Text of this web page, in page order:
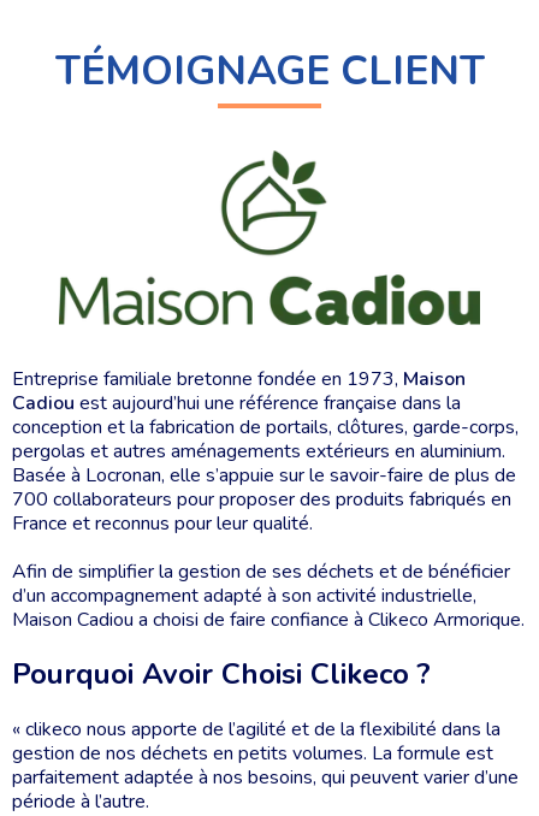
TÉMOIGNAGE CLIENT
Entreprise familiale bretonne fondée en 1973, Maison
Cadiou est aujourd’hui une référence française dans la
conception et la fabrication de portails, clôtures, garde-corps,
pergolas et autres aménagements extérieurs en aluminium.
Basée à Locronan, elle s’appuie sur le savoir-faire de plus de
700 collaborateurs pour proposer des produits fabriqués en
France et reconnus pour leur qualité.
Afin de simplifier la gestion de ses déchets et de bénéficier
d’un accompagnement adapté à son activité industrielle,
Maison Cadiou a choisi de faire confiance à Clikeco Armorique.
Pourquoi Avoir Choisi Clikeco ?
« clikeco nous apporte de l’agilité et de la flexibilité dans la
gestion de nos déchets en petits volumes. La formule est
parfaitement adaptée à nos besoins, qui peuvent varier d’une
période à l’autre.